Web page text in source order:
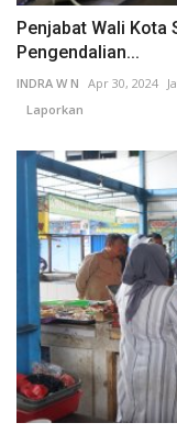
Penjabat Wali Kota
Pengendalian...
INDRA W N Apr 30, 2024
Laporkan